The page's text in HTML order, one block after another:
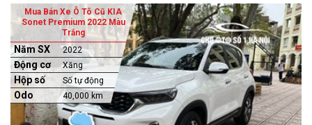
Mua Bán Xe Ô Tô Cũ KIA
Sonet Premium 2022 Màu
Trắng
Năm SX 2022
Động cơ Xăng
Hộp số Số tự động
Odo 40,000 km